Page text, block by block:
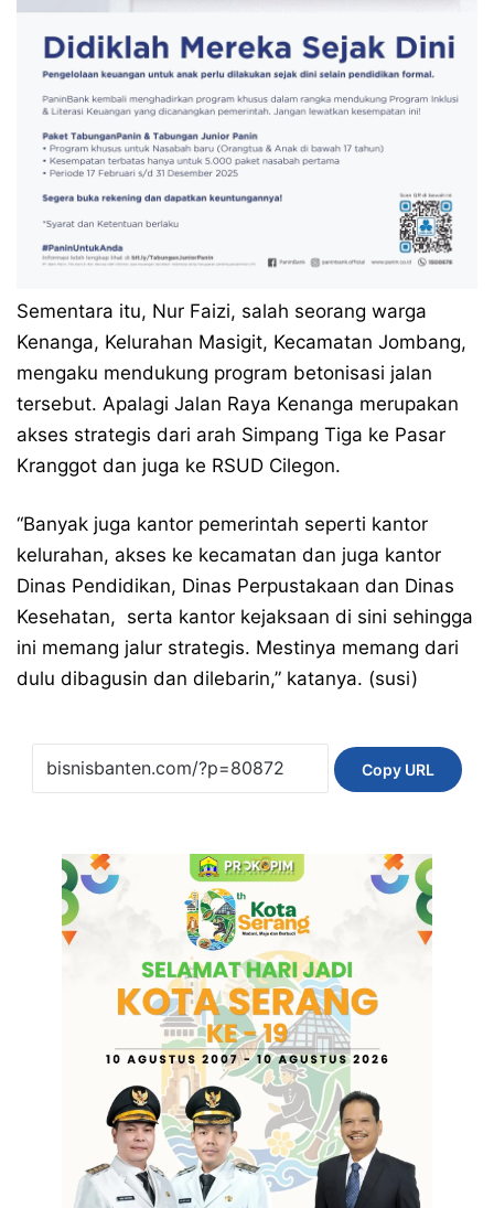
Sementara itu, Nur Faizi, salah seorang warga
Kenanga, Kelurahan Masigit, Kecamatan Jombang,
mengaku mendukung program betonisasi jalan
tersebut. Apalagi Jalan Raya Kenanga merupakan
akses strategis dari arah Simpang Tiga ke Pasar
Kranggot dan juga ke RSUD Cilegon.
“Banyak juga kantor pemerintah seperti kantor
kelurahan, akses ke kecamatan dan juga kantor
Dinas Pendidikan, Dinas Perpustakaan dan Dinas
Kesehatan, serta kantor kejaksaan di sini sehingga
ini memang jalur strategis. Mestinya memang dari
dulu dibagusin dan dilebarin,” katanya. (susi)
Copy URL